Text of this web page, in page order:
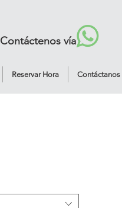
Contáctenos vía
Reservar Hora Contáctanos